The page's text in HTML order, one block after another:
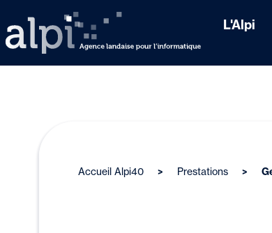
L'Alpi
Accueil Alpi40 Prestations